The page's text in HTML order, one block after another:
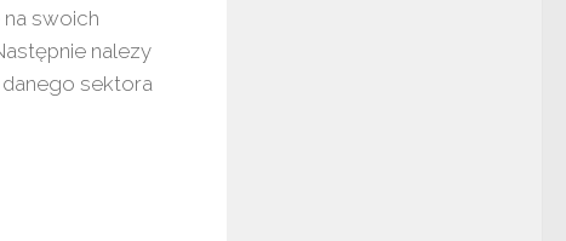
swoich
nalezy
sektora